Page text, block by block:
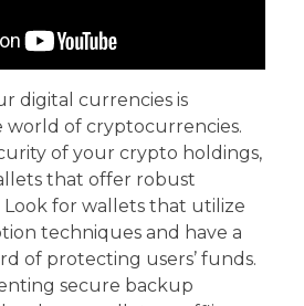
digital currencies is
world of cryptocurrencies.
of your crypto holdings,
that offer robust
Look for wallets that utilize
techniques and have a
of protecting users’ funds.
secure backup